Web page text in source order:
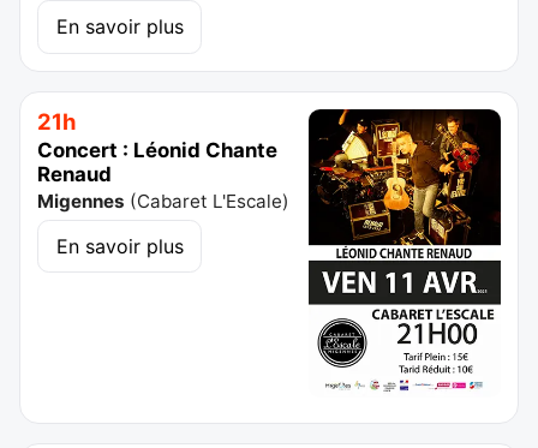
En savoir plus
21h
Concert : Léonid Chante
Renaud
Migennes (Cabaret L'Escale)
En savoir plus